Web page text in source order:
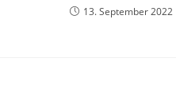
13. September 2022